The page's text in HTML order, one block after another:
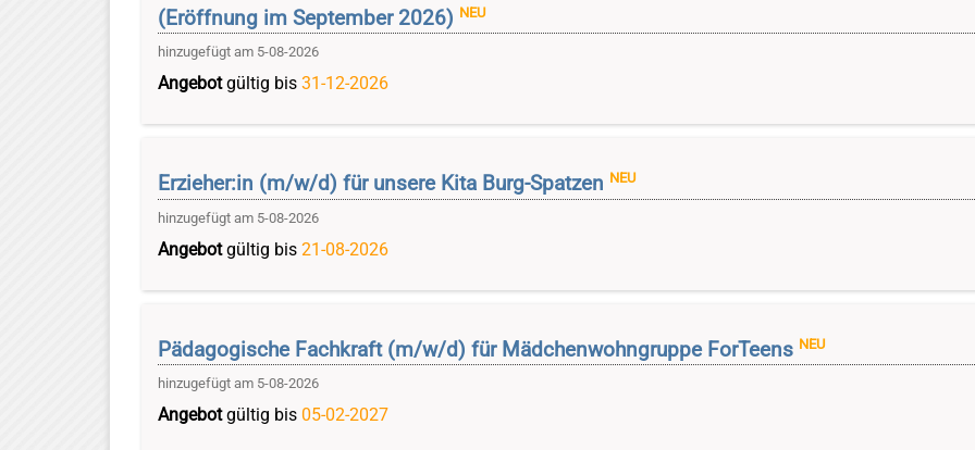
(Eröffnung im September 2026) NEU
hinzugefügt am 5-08-2026
Angebotgültig bis 31-12-2026
Erzieher:in (m/w/d) für unsere Kita Burg-Spatzen NEU
hinzugefügt am 5-08-2026
Angebotgültig bis 21-08-2026
Pädagogische Fachkraft (m/w/d) für Mädchenwohngruppe ForTeens NEU
hinzugefügt am 5-08-2026
Angebotgültig bis 05-02-2027